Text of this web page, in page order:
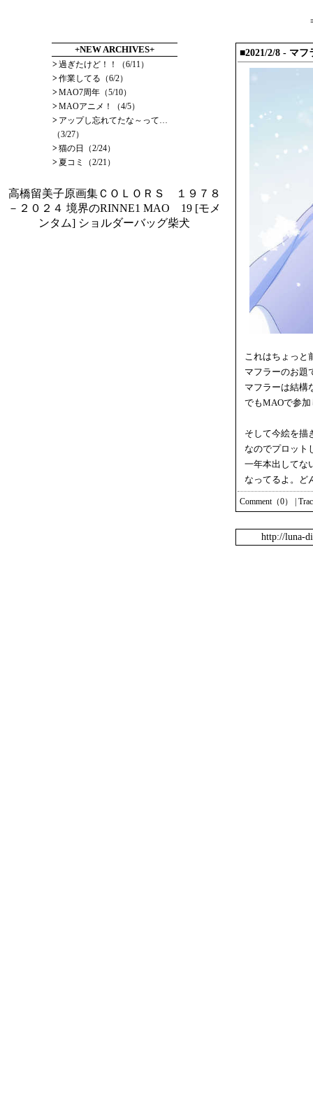
+NEW ARCHIVES+
>過ぎたけど！！（6/11）
>作業してる（6/2）
>MAO7周年（5/10）
>MAOアニメ！（4/5）
> アップし忘れてたな～って…
（3/27）
>猫の日（2/24）
>夏コミ（2/21）
高橋留美子原画集ＣＯＬＯＲＳ １９７８
－２０２４ 境界のRINNE1 MAO 19 [モメ
ンタム] ショルダーバッグ柴犬
■2021/2/8 - マフ
これはちょっと
マフラーのお題
マフラーは結構
でもMAOで参
そして今絵を描
なのでプロット
一年本出してな
なってるよ。ど
Comment（0）
http://luna-